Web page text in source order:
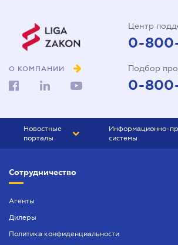
О КОМПАНИИ
Центр
0-
Подбор
0-
Новостные
порталы
БИЗНЕС
Информационно-
системы
БУХГАЛТЕР
ЮРИСТ ПРОФ
Сотрудничество
Агенты
Дилеры
Политика конфиденциальности